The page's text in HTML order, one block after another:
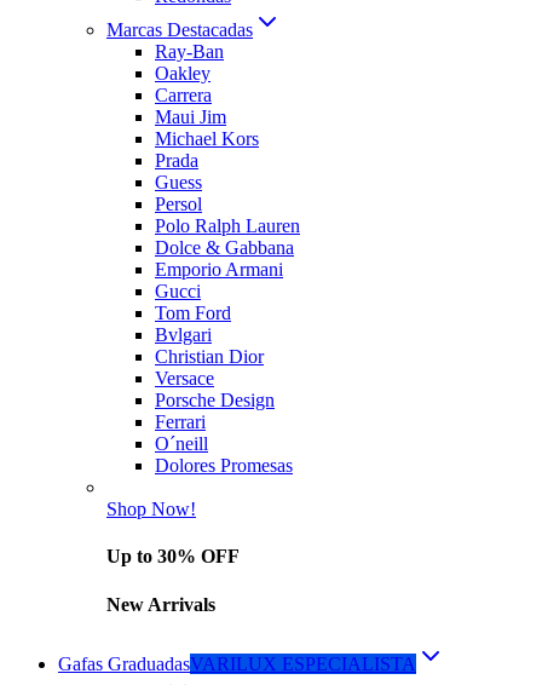
Marcas Destacadas
Ray-Ban
Oakley
Carrera
Maui Jim
Michael Kors
Prada
Guess
Persol
Polo Ralph Lauren
Dolce & Gabbana
Emporio Armani
Gucci
Tom Ford
Bvlgari
Christian Dior
Versace
Porsche Design
Ferrari
O´neill
Dolores Promesas
Shop Now!
Up to 30% OFF
New Arrivals
Gafas GraduadasVARILUX ESPECIALISTA